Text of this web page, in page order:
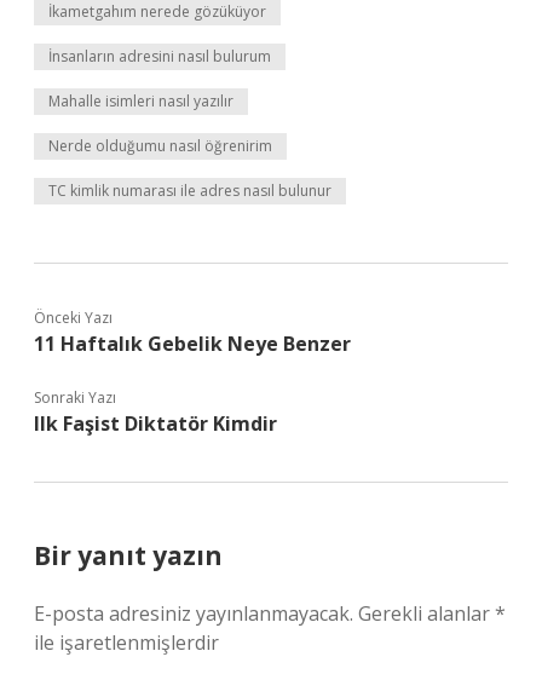
İkametgahım nerede gözüküyor
İnsanların adresini nasıl bulurum
Mahalle isimleri nasıl yazılır
Nerde olduğumu nasıl öğrenirim
TC kimlik numarası ile adres nasıl bulunur
Önceki Yazı
11 Haftalık Gebelik Neye Benzer
Sonraki Yazı
Ilk Faşist Diktatör Kimdir
Bir yanıt yazın
E-posta adresiniz yayınlanmayacak. Gerekli alanlar*
ile işaretlenmişlerdir